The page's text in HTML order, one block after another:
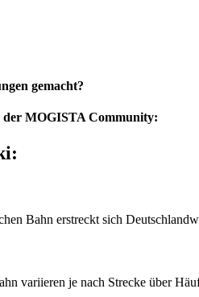
gemacht?
der MOGISTA Community:
Bahn erstreckt sich
variieren je nach Strecke über